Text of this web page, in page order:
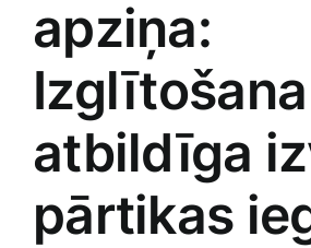
apziņa:
atbildīga
pārtikas